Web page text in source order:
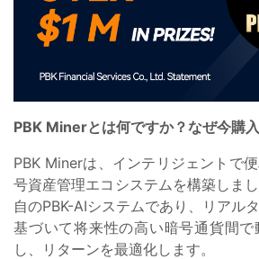
PBK Minerとは何ですか？なぜ今購
PBK Minerは、インテリジェントで
号資産管理エコシステムを構築しま
自のPBK-AIシステムであり、リアル
基づいて将来性の高い暗号通貨間
し、リターンを最適化します。